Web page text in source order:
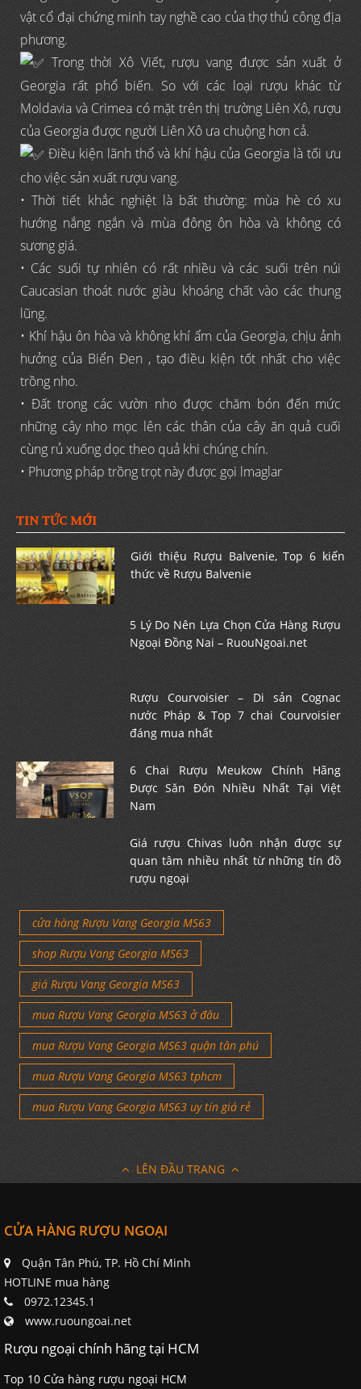
vật cổ đại chứng minh tay nghề cao của thợ thủ công địa
phương.
Trong thời Xô Viết, rượu vang được sản xuất ở
Georgia rất phổ biến. So với các loại rượu khác từ
Moldavia và Crimea có mặt trên thị trường Liên Xô, rượu
của Georgia được người Liên Xô ưa chuộng hơn cả.
Điều kiện lãnh thổ và khí hậu của Georgia là tối ưu
cho việc sản xuất rượu vang.
• Thời tiết khắc nghiệt là bất thường: mùa hè có xu
hướng nắng ngắn và mùa đông ôn hòa và không có
sương giá.
• Các suối tự nhiên có rất nhiều và các suối trên núi
Caucasian thoát nước giàu khoáng chất vào các thung
lũng.
• Khí hậu ôn hòa và không khí ẩm của Georgia, chịu ảnh
hưởng của Biển Đen , tạo điều kiện tốt nhất cho việc
trồng nho.
• Đất trong các vườn nho được chăm bón đến mức
những cây nho mọc lên các thân của cây ăn quả cuối
cùng rủ xuống dọc theo quả khi chúng chín.
• Phương pháp trồng trọt này được gọi lmaglar
TIN TỨC MỚI
Giới thiệu Rượu Balvenie, Top 6 kiến
thức về Rượu Balvenie
5 Lý Do Nên Lựa Chọn Cửa Hàng Rượu
Ngoại Đồng Nai – RuouNgoai.net
Rượu Courvoisier – Di sản Cognac
nước Pháp & Top 7 chai Courvoisier
đáng mua nhất
6 Chai Rượu Meukow Chính Hãng
Được Săn Đón Nhiều Nhất Tại Việt
Nam
Giá rượu Chivas luôn nhận được sự
quan tâm nhiều nhất từ những tín đồ
rượu ngoại
cửa hàng Rượu Vang Georgia MS63
shop Rượu Vang Georgia MS63
giá Rượu Vang Georgia MS63
mua Rượu Vang Georgia MS63 ở đâu
mua Rượu Vang Georgia MS63 quận tân phú
mua Rượu Vang Georgia MS63 tphcm
mua Rượu Vang Georgia MS63 uy tín giá rẻ
LÊN ĐẦU TRANG
CỬA HÀNG RƯỢU NGOẠI
Quận Tân Phú, TP. Hồ Chí Minh
HOTLINE mua hàng
0972.12345.1
www.ruoungoai.net
Rượu ngoại chính hãng tại HCM
Top 10 Cửa hàng rượu ngoại HCM